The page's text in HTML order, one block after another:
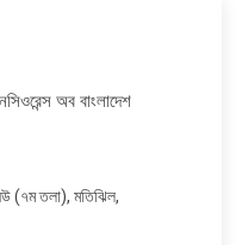
অব বাংলাদেশ
(৭ম তলা), মতিঝিল,